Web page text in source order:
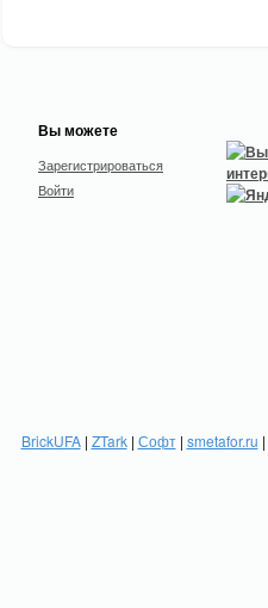
Вы можете
Зарегистрироваться
Войти
BrickUFA| ZTark| Софт| smetafor.ru |